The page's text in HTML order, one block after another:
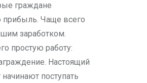
граждане
прибыль. Чаще всего
заработком.
простую работу:
Настоящий
поступать